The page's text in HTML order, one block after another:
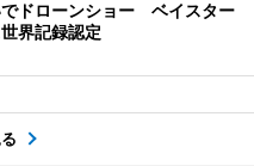
ドローンショー ベイスター
界記録認定